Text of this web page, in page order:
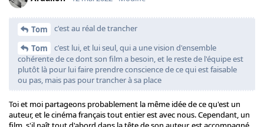
Tom
c'est au réal de trancher
Tom
c'est lui, et lui seul, qui a une vision d'ensemble
cohérente de ce dont son film a besoin, et le reste de l'équipe est
plutôt là pour lui faire prendre conscience de ce qui est faisable
ou pas, mais pas pour trancher à sa place
Toi et moi partageons probablement la même idée de ce qu'est un
auteur, et le cinéma français tout entier est avec nous. Cependant, un